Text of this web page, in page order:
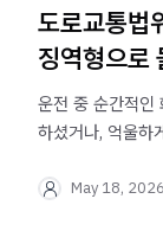
도로교통법
징역형으로
운전 중 순간적인
하셨거나, 억울하
정식 형사 사건으
May 18, 2026